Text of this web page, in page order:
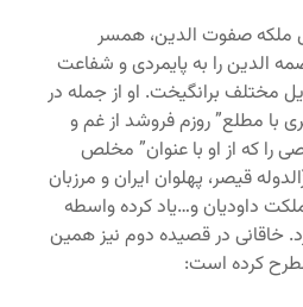
ملکه صفوت الدین، همسر
الدین را به پایمردی و شفاعت
مختلف برانگیخت. او از جمله در
با مطلع” روزم فروشد از غم و
که از او با عنوان” مخلص
قیصر، پهلوان ایران و مرزبان
داودیان و…یاد کرده واسطه
خاقانی در قصیده دوم نیز همین
کرده است: